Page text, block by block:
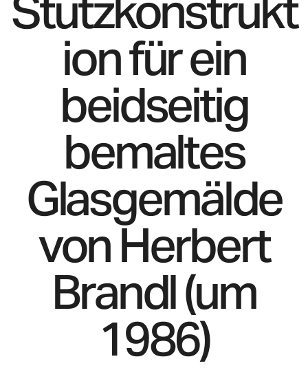
ion für ein
beidseitig
bemaltes
Glasgemälde
von Herbert
Brandl (um
1986)